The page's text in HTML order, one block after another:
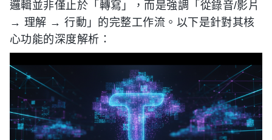
邏輯並非僅止於「轉寫」，而是強調「從錄音/影片
→ 理解 → 行動」的完整工作流。以下是針對其核
心功能的深度解析：